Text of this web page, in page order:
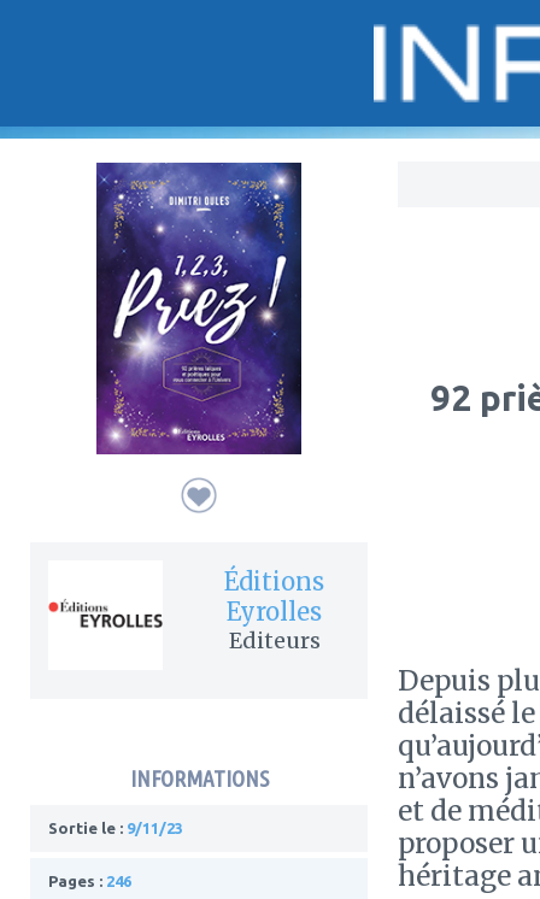
Éditions
Eyrolles
Editeurs
INFORMATIONS
Sortie le : 9/11/23
Pages : 246
92
Depuis
délaissé
n’avons
et de
proposer
héritage